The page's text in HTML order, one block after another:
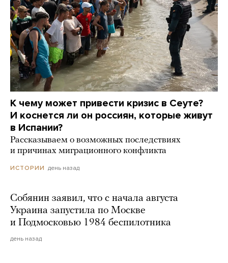
К чему может привести кризис в Сеуте?
И коснется ли он россиян, которые живут
в Испании?
Рассказываем о возможных последствиях
и причинах миграционного конфликта
ИСТОРИИ день назад
Собянин заявил, что с начала августа
Украина запустила по Москве
и Подмосковью 1984 беспилотника
день назад